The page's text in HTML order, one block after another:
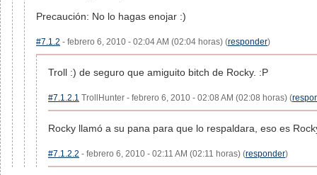
Precaución: No lo hagas enojar :)
#7.1.2 - febrero 6, 2010 - 02:04 AM (02:04 horas) (responder)
Troll :) de seguro que amiguito bitch de Rocky. :P
#7.1.2.1 TrollHunter - febrero 6, 2010 - 02:08 AM (02:08 horas) (
Rocky llamó a su pana para que lo respaldara, eso es
#7.1.2.2 - febrero 6, 2010 - 02:11 AM (02:11 horas) (responder)